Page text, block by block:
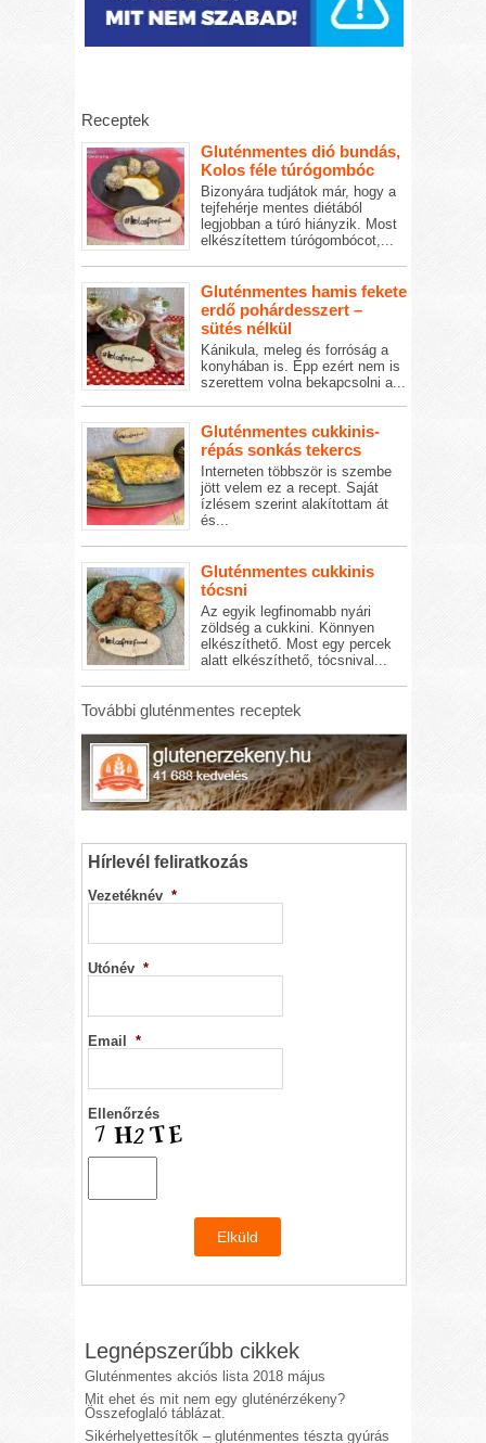
Receptek
Gluténmentes dió bundás,
Kolos féle túrógombóc
Bizonyára tudjátok már, hogy a
tejfehérje mentes diétából
legjobban a túró hiányzik. Most
elkészítettem túrógombócot,...
Gluténmentes hamis fekete
erdő pohárdesszert –
sütés nélkül
Kánikula, meleg és forróság a
konyhában is. Épp ezért nem is
szerettem volna bekapcsolni a...
Gluténmentes cukkinis-
répás sonkás tekercs
Interneten többször is szembe
jött velem ez a recept. Saját
ízlésem szerint alakítottam át
és...
Gluténmentes cukkinis
tócsni
Az egyik legfinomabb nyári
zöldség a cukkini. Könnyen
elkészíthető. Most egy percek
alatt elkészíthető, tócsnival...
További gluténmentes receptek
Hírlevél feliratkozás
Vezetéknév *
Utónév *
Email *
Ellenőrzés
Legnépszerűbb cikkek
Gluténmentes akciós lista 2018 május
Mit ehet és mit nem egy gluténérzékeny?
Összefoglaló táblázat.
Sikérhelyettesítők – gluténmentes tészta gyúrás